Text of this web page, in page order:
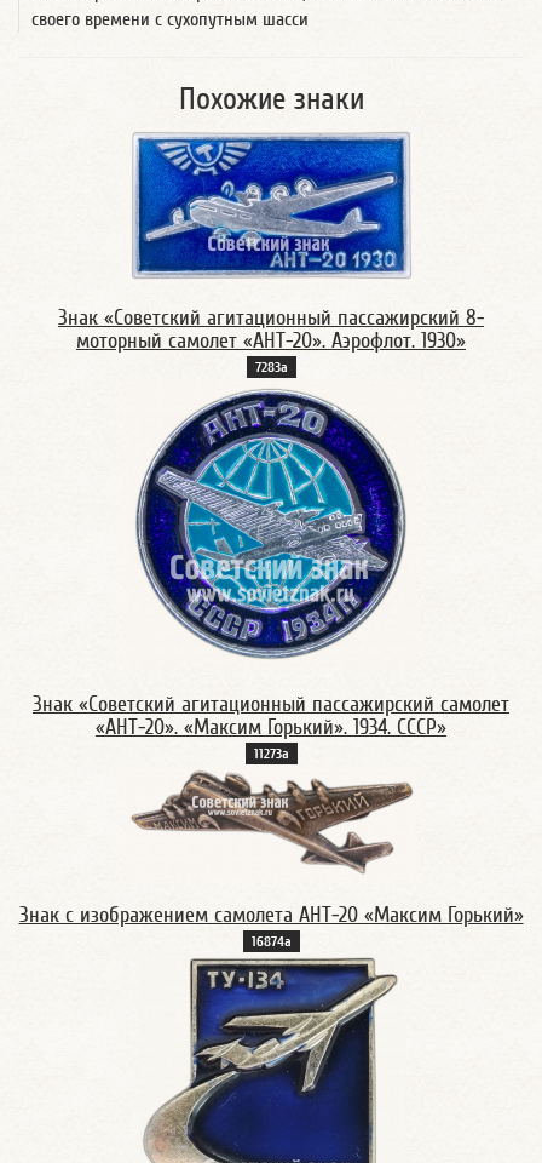
своего времени с сухопутным шасси
Похожие знаки
Знак «Cоветский агитационный пассажирский 8-
моторный самолет «АНТ-20». Аэрофлот. 1930»
7283а
Знак «Советский агитационный пассажирский самолет
«АНТ-20». «Максим Горький». 1934. СССР»
11273а
Знак с изображением самолета АНТ-20 «Максим Горький»
16874а